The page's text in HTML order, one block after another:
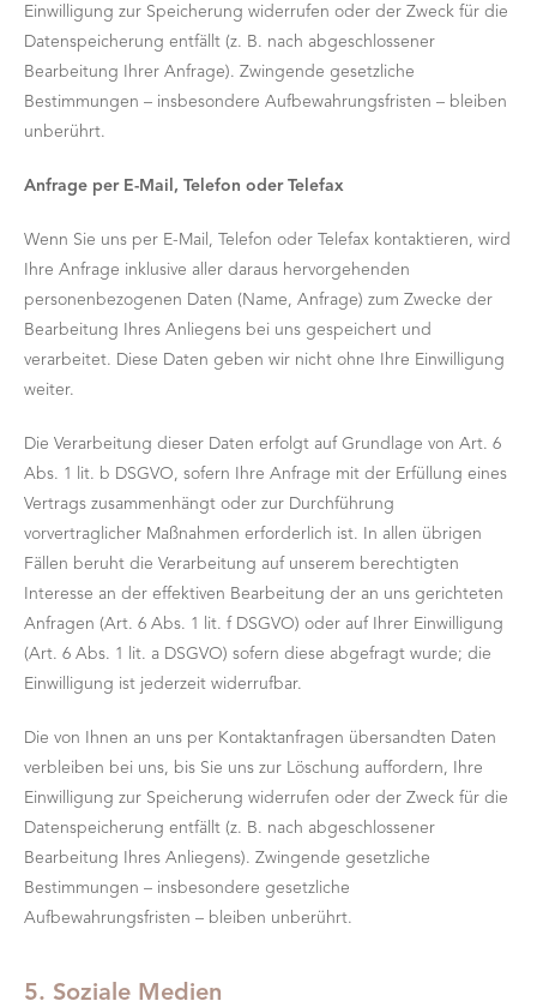
Einwilligung zur Speicherung widerrufen oder der Zweck für die
Datenspeicherung entfällt (z. B. nach abgeschlossener
Bearbeitung Ihrer Anfrage). Zwingende gesetzliche
Bestimmungen – insbesondere Aufbewahrungsfristen – bleiben
unberührt.
Anfrage per E-Mail, Telefon oder Telefax
Wenn Sie uns per E-Mail, Telefon oder Telefax kontaktieren, wird
Ihre Anfrage inklusive aller daraus hervorgehenden
personenbezogenen Daten (Name, Anfrage) zum Zwecke der
Bearbeitung Ihres Anliegens bei uns gespeichert und
verarbeitet. Diese Daten geben wir nicht ohne Ihre Einwilligung
weiter.
Die Verarbeitung dieser Daten erfolgt auf Grundlage von Art. 6
Abs. 1 lit. b DSGVO, sofern Ihre Anfrage mit der Erfüllung eines
Vertrags zusammenhängt oder zur Durchführung
vorvertraglicher Maßnahmen erforderlich ist. In allen übrigen
Fällen beruht die Verarbeitung auf unserem berechtigten
Interesse an der effektiven Bearbeitung der an uns gerichteten
Anfragen (Art. 6 Abs. 1 lit. f DSGVO) oder auf Ihrer Einwilligung
(Art. 6 Abs. 1 lit. a DSGVO) sofern diese abgefragt wurde; die
Einwilligung ist jederzeit widerrufbar.
Die von Ihnen an uns per Kontaktanfragen übersandten Daten
verbleiben bei uns, bis Sie uns zur Löschung auffordern, Ihre
Einwilligung zur Speicherung widerrufen oder der Zweck für die
Datenspeicherung entfällt (z. B. nach abgeschlossener
Bearbeitung Ihres Anliegens). Zwingende gesetzliche
Bestimmungen – insbesondere gesetzliche
Aufbewahrungsfristen – bleiben unberührt.
5. Soziale Medien